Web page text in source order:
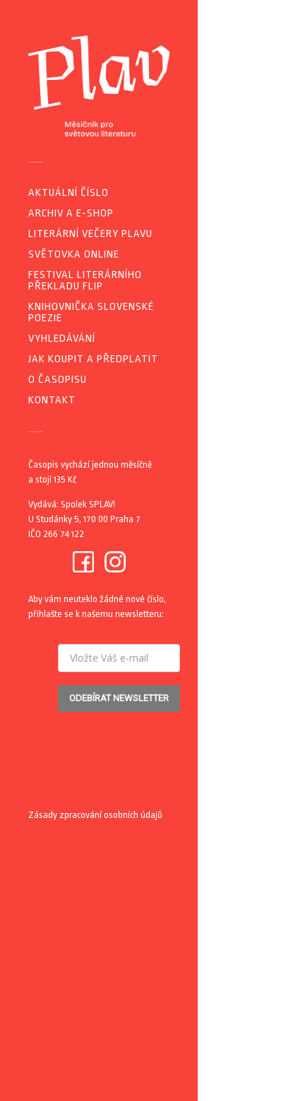
AKTUÁLNÍ ČÍSLO
ARCHIV A E-SHOP
LITERÁRNÍ VEČERY PLAVU
SVĚTOVKA ONLINE
FESTIVAL LITERÁRNÍHO
PŘEKLADU FLIP
KNIHOVNIČKA SLOVENSKÉ
POEZIE
VYHLEDÁVÁNÍ
JAK KOUPIT A PŘEDPLATIT
O ČASOPISU
KONTAKT
Časopis vychází jednou měsíčně
a stojí 135 Kč
Vydává: Spolek SPLAV!
U Studánky 5, 170 00 Praha 7
IČO 266 74 122
Aby vám neuteklo žádné nové číslo,
přihlašte se k našemu newsletteru:
ODEBÍRAT NEWSLETTER
Zásady zpracování osobních údajů